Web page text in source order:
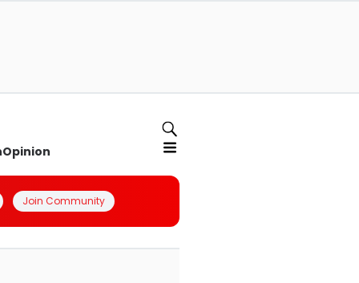
Opinion
Join Community